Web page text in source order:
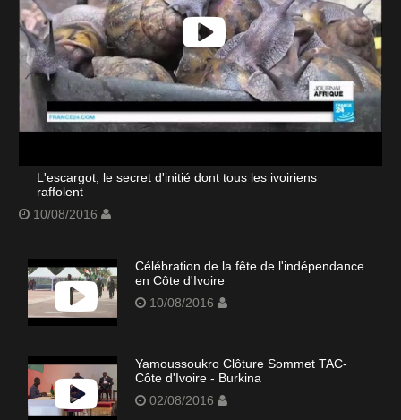
L'escargot, le secret d'initié dont tous les ivoiriens
raffolent
10/08/2016
Célébration de la fête de l'indépendance
en Côte d'Ivoire
10/08/2016
Yamoussoukro Clôture Sommet TAC-
Côte d'Ivoire - Burkina
02/08/2016